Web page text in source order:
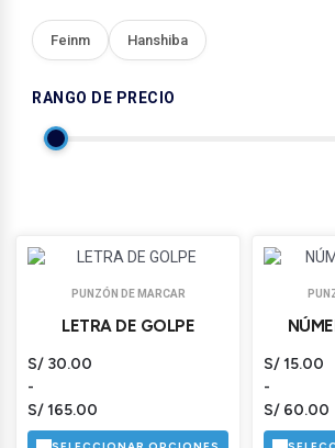
Feinm Hanshiba
RANGO DE PRECIO
PUNZÓN DE MARCAR
LETRA DE GOLPE
S/ 30.00
-
S/165.00
S/15.00
-
S/ 60.00